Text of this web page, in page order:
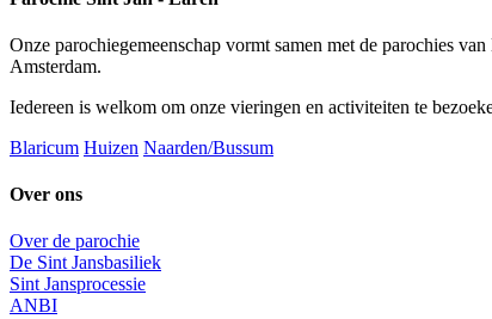
Onze parochiegemeenschap vormt samen met de parochies
Amsterdam.
Iedereen is welkom om onze vieringen en activiteiten te
Blaricum Huizen Naarden/Bussum
Over ons
Over de parochie
De Sint Jansbasiliek
Sint Jansprocessie
ANBI